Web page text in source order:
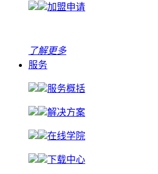
加盟申请
了解更多
服务
服务概括
解决方案
在线学院
下载中心